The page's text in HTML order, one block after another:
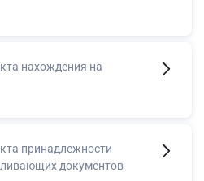
нахождения на
принадлежности
документов